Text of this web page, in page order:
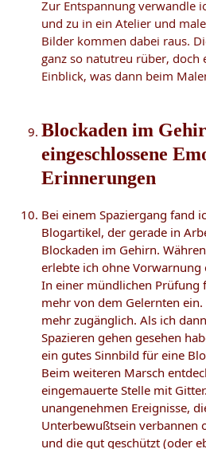
Zur Entspannung verwandle
und zu in ein Atelier und
Bilder kommen dabei raus.
ganz so natutreu rüber, doch
Einblick, was dann beim
Blockaden im
eingeschlossene
Erinnerungen
Bei einem Spaziergang fand
Blogartikel, der gerade in
Blockaden im Gehirn.
erlebte ich ohne Vorwarnung
In einer mündlichen Prüfung
mehr von dem Gelernten
mehr zugänglich. Als ich
Spazieren gehen gesehen
ein gutes Sinnbild für eine
Beim weiteren Marsch
eingemauerte Stelle mit
unangenehmen Ereignisse,
Unterbewußtsein verbannen
und die gut geschützt (oder